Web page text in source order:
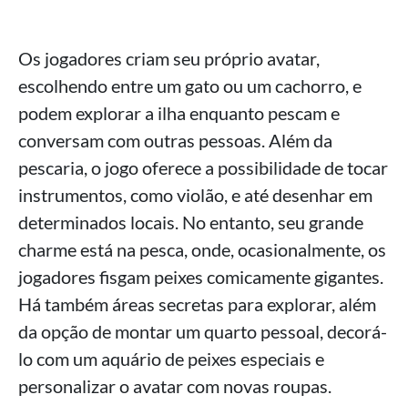
Os jogadores criam seu próprio avatar,
escolhendo entre um gato ou um cachorro, e
podem explorar a ilha enquanto pescam e
conversam com outras pessoas. Além da
pescaria, o jogo oferece a possibilidade de tocar
instrumentos, como violão, e até desenhar em
determinados locais. No entanto, seu grande
charme está na pesca, onde, ocasionalmente, os
jogadores fisgam peixes comicamente gigantes.
Há também áreas secretas para explorar, além
da opção de montar um quarto pessoal, decorá-
lo com um aquário de peixes especiais e
personalizar o avatar com novas roupas.